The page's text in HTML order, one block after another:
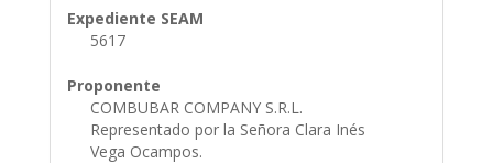
Expediente SEAM
5617
Proponente
COMBUBAR COMPANY S.R.L.
Representado por la Señora Clara Inés
Vega Ocampos.